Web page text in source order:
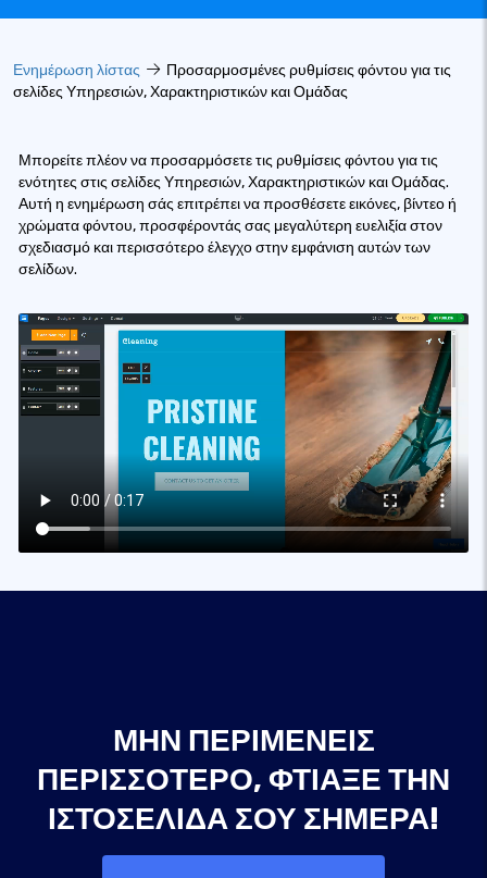
Ενημέρωση λίστας
Προσαρμοσμένες ρυθμίσεις φόντου για τις
σελίδες Υπηρεσιών, Χαρακτηριστικών και Ομάδας
Μπορείτε πλέον να προσαρμόσετε τις ρυθμίσεις φόντου για τις
ενότητες στις σελίδες Υπηρεσιών, Χαρακτηριστικών και Ομάδας.
Αυτή η ενημέρωση σάς επιτρέπει να προσθέσετε εικόνες, βίντεο ή
χρώματα φόντου, προσφέροντάς σας μεγαλύτερη ευελιξία στον
σχεδιασμό και περισσότερο έλεγχο στην εμφάνιση αυτών των
σελίδων.
ΜΗΝ ΠΕΡΙΜΈΝΕΙΣ
ΠΕΡΙΣΣΌΤΕΡΟ, ΦΤΙΆΞΕ ΤΗΝ
ΙΣΤΟΣΕΛΊΔΑ ΣΟΥ ΣΉΜΕΡΑ!